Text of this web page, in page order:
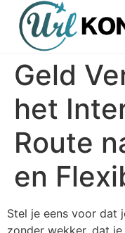
Geld
het
Route
en
Stel je eens voor dat